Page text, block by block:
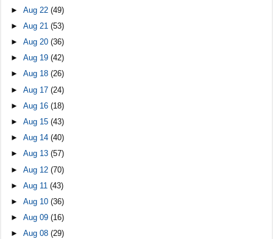
►Aug 22(49)
►Aug 21(53)
►Aug 20(36)
►Aug 19(42)
►Aug 18(26)
►Aug 17(24)
►Aug 16(18)
►Aug 15(43)
►Aug 14(40)
►Aug 13(57)
►Aug 12(70)
►Aug 11(43)
►Aug 10(36)
►Aug 09(16)
►Aug 08(29)